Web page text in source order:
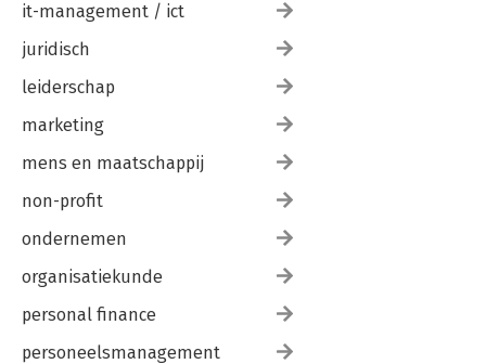
it-management / ict
juridisch
leiderschap
marketing
mens en maatschappij
non-profit
ondernemen
organisatiekunde
personal finance
personeelsmanagement